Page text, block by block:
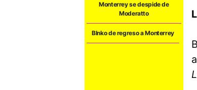
Monterrey se despide de
Moderatto
Blnko de regreso a Monterrey